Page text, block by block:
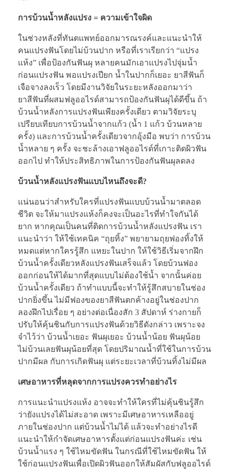
การบ้วนน้ำหลังแปรง = ความเข้าใจผิด
ในช่วงหลังที่ทันตแพทย์ออกมารณรงค์และแนะนำให้
คนแปรงฟันโดยไม่บ้วนปาก หรือที่เราเรียกว่า “แปรง
แห้ง” เพื่อป้องกันฟันผุ หลายคนมักเอาแปรงไปจุ่มน้ำ
ก่อนแปรงฟัน พอแปรงเปียก น้ำในปากก็เยอะ ยาสีฟันก็
เจือจางลงเร็ว โดยมีงานวิจัยในระยะหลังออกมาว่า
ยาสีฟันที่ผสมฟลูออไรด์สามารถป้องกันฟันผุได้ดีขึ้น ถ้า
บ้วนน้ำหลังการแปรงฟันเพียงครั้งเดียว ตามวิจัยระบุ
เปรียบเทียบการบ้วนน้ำจากแก้ว (น้ำ 1 แก้ว บ้วนหลาย
ครั้ง) และการบ้วนน้ำครั้งเดียวจากอุ้งมือ พบว่า การบ้วน
น้ำหลาย ๆ ครั้ง จะชะล้างเอาฟลูออไรด์ที่เกาะติดผิวฟัน
ออกไป ทำให้ประสิทธิภาพในการป้องกันฟันผุลดลง
บ้วนน้ำหลังแปรงฟันแบบไหนถึงจะดี?
แน่นอนว่าสำหรับใครที่แปรงฟันแบบบ้วนน้ำมาตลอด
ชีวิต จะให้มาแปรงแห้งก็คงจะเป็นอะไรที่ทำใจกันได้
ยาก หากคุณเป็นคนที่ติดการบ้วนน้ำหลังแปรงฟัน เรา
แนะนำว่า ให้ใช้เทคนิค “ถุยทิ้ง” พยายามถุยฟองทิ้งให้
หมดแต่หากใครรู้สึก แหยะในปาก ให้ใช้วิธีเริ่มจากฝึก
บ้วนน้ำครั้งเดียวหลังแปรงฟันเสร็จแล้ว โดยบ้วนฟอง
ออกก่อนให้ได้มากที่สุดแบบไม่ต้องใช้น้ำ จากนั้นค่อย
บ้วนน้ำครั้งเดียว ถ้าทำแบบนี้จะทำให้รู้สึกสบายในช่อง
ปากยิ่งขึ้น ไม่มีฟองของยาสีฟันตกค้างอยู่ในช่องปาก
ลองฝึกไปเรื่อย ๆ อย่างต่อเนื่องสัก 3 สัปดาห์ ร่างกายก็
ปรับให้คุ้นชินกับการแปรงฟันด้วยวิธีดังกล่าว เพราะจง
จำไว้ว่า บ้วนน้ำเยอะ ฟันผุเยอะ บ้วนน้ำน้อย ฟันผุน้อย
ไม่บ้วนเลยฟันผุน้อยที่สุด โดยปริมาณน้ำที่ใช้ในการบ้วน
ปากมีผล กับการเกิดฟันผุ แต่ระยะเวลาที่บ้วนทิ้งไม่มีผล
เศษอาหารที่หลุดจากการแปรงควรทำอย่างไร
การแนะนำแปรงแห้ง อาจจะทำให้ใครที่ไม่คุ้นชินรู้สึก
ว่ายังแปรงได้ไม่สะอาด เพราะมีเศษอาหารเหลืออยู่
ภายในช่องปาก แต่บ้วนน้ำไม่ได้ แล้วจะทำอย่างไรดี
แนะนำให้กำจัดเศษอาหารตั้งแต่ก่อนแปรงฟันค่ะ เช่น
บ้วนน้ำแรง ๆ ใช้ไหมขัดฟัน ในกรณีที่ใช้ไหมขัดฟัน ให้
ใช้ก่อนแปรงฟันเพื่อเปิดผิวฟันออกให้สัมผัสกับฟลูออไรด์